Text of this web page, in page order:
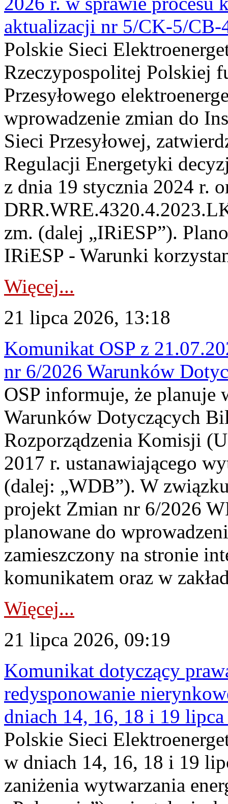
aktualizacji nr 5/CK-5/CB-
Polskie Sieci
Rzeczypospolitej Polskiej
Przesyłowego
wprowadzenie zmian do
Sieci Przesyłowej,
Regulacji Energetyki
z dnia 19 stycznia 2024 r.
zm. (dalej „IRiESP”).
IRiESP - Warunki
Więcej...
21 lipca 2026, 13:18
Komunikat OSP z
nr 6/2026 Warunków
OSP informuje, że planuje
Warunków Dotyczących
Rozporządzenia Komisji
2017 r. ustanawiającego
(dalej: „WDB”). W
projekt Zmian nr 6/2026
planowane do
zamieszczony na stronie
komunikatem oraz w
Więcej...
21 lipca 2026, 09:19
Komunikat dotyczący
redysponowanie
dniach 14, 16, 18 i 19
Polskie Sieci
w dniach 14, 16, 18 i 19
zaniżenia wytwarzania